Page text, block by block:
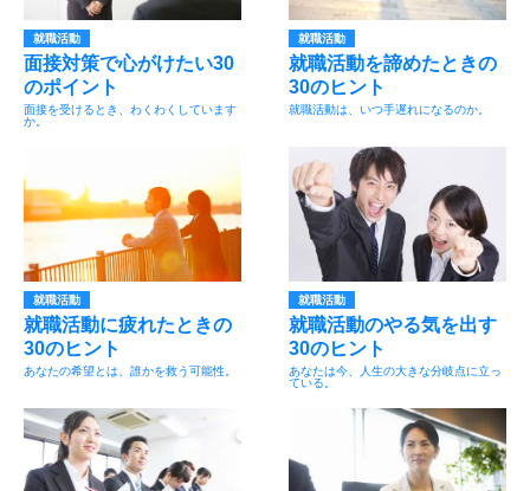
就職活動
面接対策で心がけたい30
のポイント
面接を受けるとき、わくわくしています
か。
就職活動
就職活動を諦めたときの
30のヒント
就職活動は、いつ手遅れになるのか。
就職活動
就職活動に疲れたときの
30のヒント
あなたの希望とは、誰かを救う可能性。
就職活動
就職活動のやる気を出す
30のヒント
あなたは今、人生の大きな分岐点に立っ
ている。